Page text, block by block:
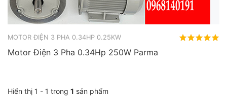
MOTOR ĐIỆN 3 PHA 0.34HP 0.25KW
Motor Điện 3 Pha 0.34Hp 250W Parma
Hiển thị 1 - 1 trong 1 sản phẩm